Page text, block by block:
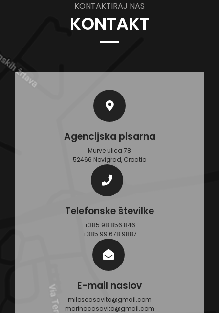
KONTAKTIRAJ NAS
KONTAKT
Agencijska pisarna
Murve ulica 78
52466 Novigrad, Croatia
Telefonske številke
+385 98 856 846
+385 99 678 9887
E-mail naslov
miloscasavita@gmail.com
marinacasavita@gmail.com